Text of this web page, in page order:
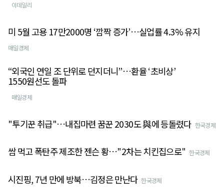
이데일리
미 5월 고용 17만2000명 ‘깜짝 증가’…실업률 4.3% 유지
매일경제
“외국인 연일 조 단위로 던지더니”…환율 ‘초비상’
1550원선도 돌파
매일경제
"투기꾼 취급"…내집마련 꿈꾼 2030도 與에 등돌렸다 한국경제
쌈 먹고 폭탄주 제조한 젠슨 황…"2차는 치킨집으로" 한국경제
시진핑, 7년 만에 방북…김정은 만난다 한국경제